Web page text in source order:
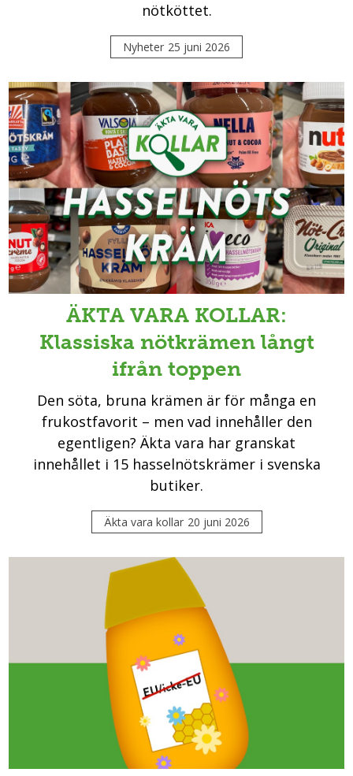
nötköttet.
Nyheter 25 juni 2026
ÄKTA VARA KOLLAR:
Klassiska nötkrämen långt
ifrån toppen
Den söta, bruna krämen är för många en
frukostfavorit – men vad innehåller den
egentligen? Äkta vara har granskat
innehållet i 15 hasselnötskrämer i svenska
butiker.
Äkta vara kollar 20 juni 2026